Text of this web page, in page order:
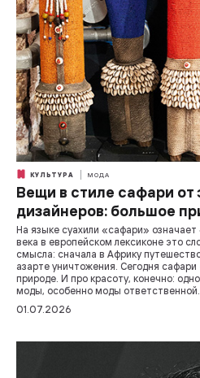
КУЛЬТУРА МОДА
Вещи в стиле сафари от
дизайнеров: большое
На языке суахили «сафари»
века в европейском лексиконе это
смысла: сначала в Африку
азарте уничтожения. Сегодня
природе. И про красоту, конечно:
моды, особенно моды ответственной.
01.07.2026